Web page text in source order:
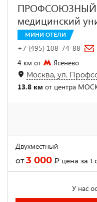
ПРОФСОЮЗНЫЙ |
медицинский
МИНИ ОТЕЛИ
+7 (495) 108-74-88
4 км от
Ясенево
Москва, ул.
13.8 км от центра
Двухместный
от3 000 ₽ цена за 1
У нас